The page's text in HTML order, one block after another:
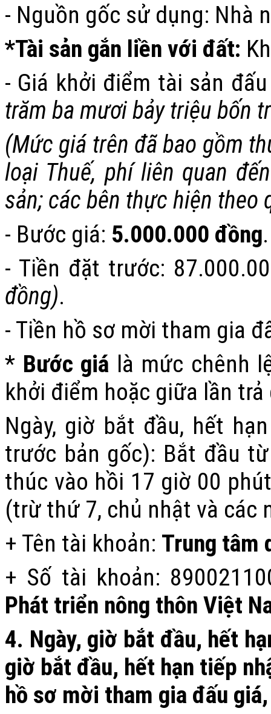
- Nguồn gốc sử dụng: Nhà
*Tài sản gắn liền với đất:
- Giá khởi điểm tài sản
trăm ba mươi bảy triệu bốn
(Mức giá trên đã bao gồm
loại Thuế, phí liên quan
sản; các bên thực hiện theo
- Bước giá: 5.000.000 đồng.
- Tiền đặt trước:
đồng).
- Tiền hồ sơ mời tham gia
* Bước giá là mức chênh
khởi điểm hoặc giữa lần
Ngày, giờ bắt đầu, hết
trước bản gốc): Bắt đầu
thúc vào hồi 17 giờ 00
(trừ thứ 7, chủ nhật và các
+ Tên tài khoản: Trung tâm
+ Số tài khoản:
Phát triển nông thôn Việt
4. Ngày, giờ bắt đầu, hết
giờ bắt đầu, hết hạn tiếp
hồ sơ mời tham gia đấu